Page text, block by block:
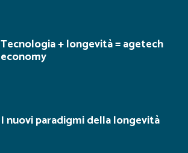
Tecnologia + longevità = agetech
economy
I nuovi paradigmi della longevità